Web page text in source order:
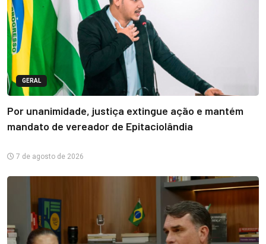
GERAL
Por unanimidade, justiça extingue ação e mantém
mandato de vereador de Epitaciolândia
7 de agosto de 2026